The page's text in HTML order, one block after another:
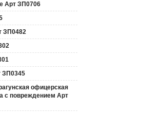
Арт ЗП0706
ЗП0482
ЗП0345
офицерская
с повреждением Арт